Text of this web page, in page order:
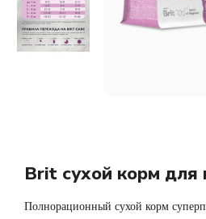
Brit сухой корм для
Полнорационный сухой корм